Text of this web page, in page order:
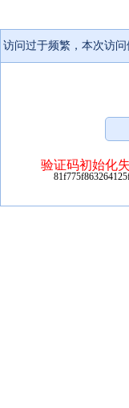
访问过于频繁，本次访问
验证码初始化失